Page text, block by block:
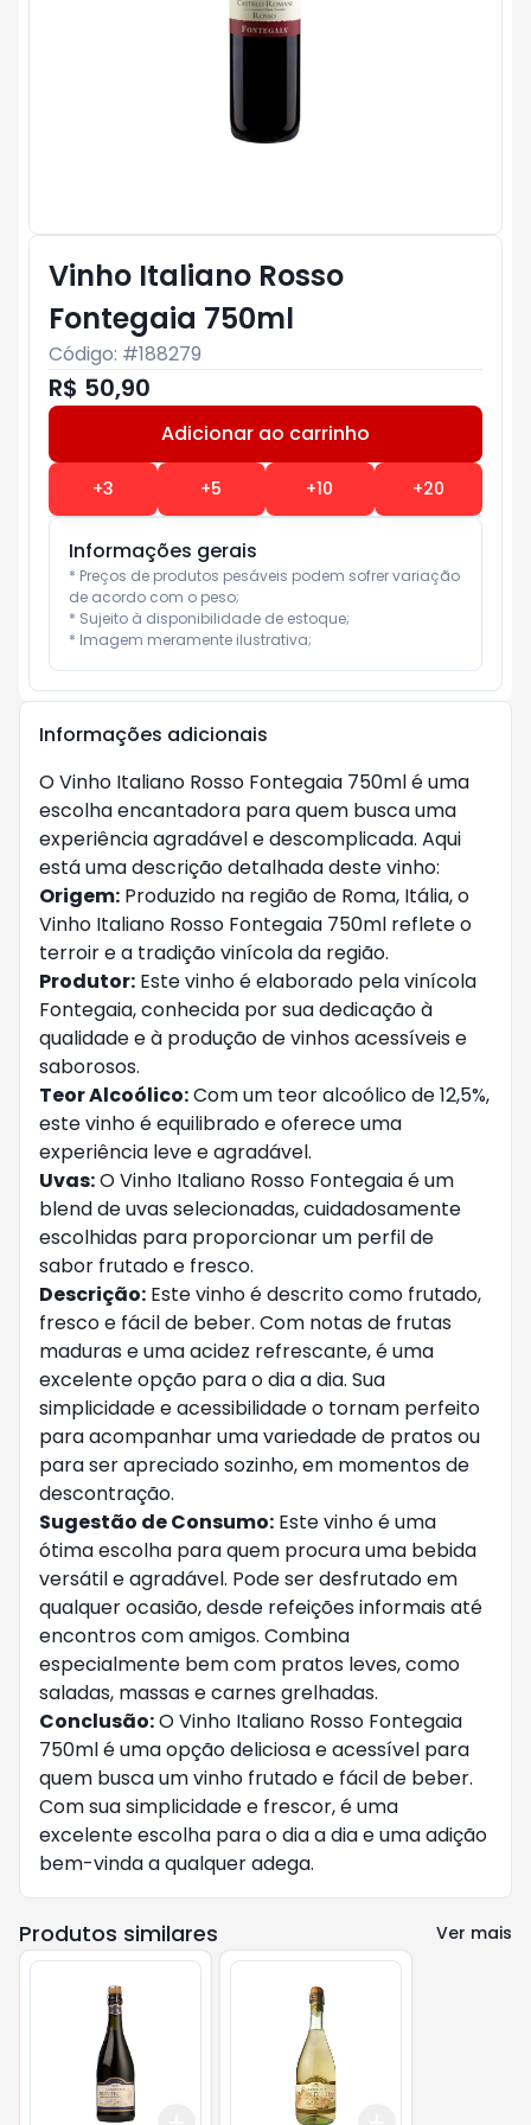
Vinho Italiano Rosso
Fontegaia 750ml
Código: #188279
R$ 50,90
Adicionar ao carrinho
+3 +5 +10 +20
Informações gerais
* Preços de produtos pesáveis podem sofrer variação
de acordo com o peso;
* Sujeito à disponibilidade de estoque;
* Imagem meramente ilustrativa;
Informações adicionais
O Vinho Italiano Rosso Fontegaia 750ml é uma
escolha encantadora para quem busca uma
experiência agradável e descomplicada. Aqui
está uma descrição detalhada deste vinho:
Origem: Produzido na região de Roma, Itália, o
Vinho Italiano Rosso Fontegaia 750ml reflete o
terroir e a tradição vinícola da região.
Produtor: Este vinho é elaborado pela vinícola
Fontegaia, conhecida por sua dedicação à
qualidade e à produção de vinhos acessíveis e
saborosos.
Teor Alcoólico:Com um teor alcoólico de 12,5%,
este vinho é equilibrado e oferece uma
experiência leve e agradável.
Uvas:O Vinho Italiano Rosso Fontegaia é um
blend de uvas selecionadas, cuidadosamente
escolhidas para proporcionar um perfil de
sabor frutado e fresco.
Descrição: Este vinho é descrito como frutado,
fresco e fácil de beber. Com notas de frutas
maduras e uma acidez refrescante, é uma
excelente opção para o dia a dia. Sua
simplicidade e acessibilidade o tornam perfeito
para acompanhar uma variedade de pratos ou
para ser apreciado sozinho, em momentos de
descontração.
Sugestão de Consumo: Este vinho é uma
ótima escolha para quem procura uma bebida
versátil e agradável. Pode ser desfrutado em
qualquer ocasião, desde refeições informais até
encontros com amigos. Combina
especialmente bem com pratos leves, como
saladas, massas e carnes grelhadas.
Conclusão:O Vinho Italiano Rosso Fontegaia
750ml é uma opção deliciosa e acessível para
quem busca um vinho frutado e fácil de beber.
Com sua simplicidade e frescor, é uma
excelente escolha para o dia a dia e uma adição
bem-vinda a qualquer adega.
Produtos similares Ver mais